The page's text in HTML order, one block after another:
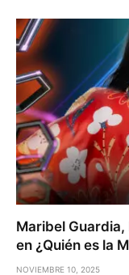
Maribel
en ¿Quién es la
NOVIEMBRE 10, 2025